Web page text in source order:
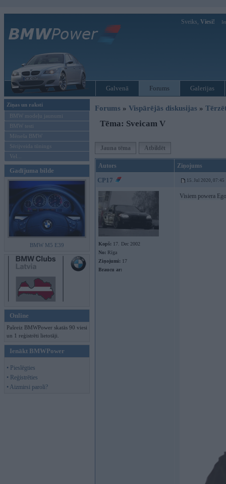
Sveiks, Viesi!
Galvenā Forums Galerijas
Ziņas un raksti
BMW modeļu jaunumi
BMW testi
Mēneša BMW
Sērijveida tūnings
Vel...
Gadījuma bilde
BMW M5 E39
Online
Pašreiz BMWPower skatās 90 viesi
un 1 reģistrēti lietotāji.
Ienākt BMWPower
• Pieslēgties
• Reģistrēties
• Aizmirsi paroli?
Forums » Vispārējās diskusijas »
Tēma: Sveicam V
Jauna tēma Atbildēt
Autors Ziņojums
CP17 15. Jul 2020, 07:45
Kopš: 17. Dec 2002
No: Rīga
Ziņojumi: 17
Braucu ar:
Visiem powera